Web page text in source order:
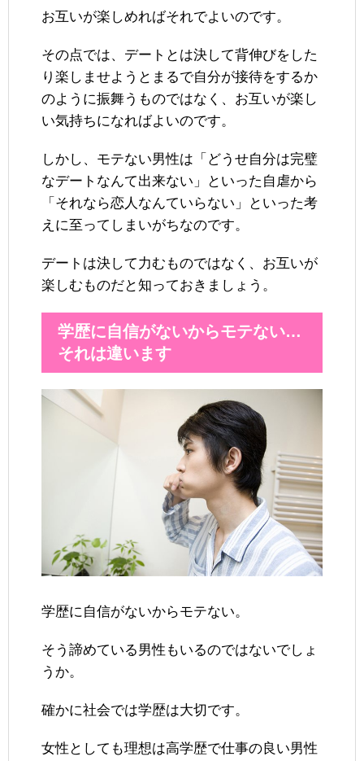
お互いが楽しめればそれでよいのです。
その点では、デートとは決して背伸びをした
り楽しませようとまるで自分が接待をするか
のように振舞うものではなく、お互いが楽し
い気持ちになればよいのです。
しかし、モテない男性は「どうせ自分は完璧
なデートなんて出来ない」といった自虐から
「それなら恋人なんていらない」といった考
えに至ってしまいがちなのです。
デートは決して力むものではなく、お互いが
楽しむものだと知っておきましょう。
学歴に自信がないからモテない…
それは違います
学歴に自信がないからモテない。
そう諦めている男性もいるのではないでしょ
うか。
確かに社会では学歴は大切です。
女性としても理想は高学歴で仕事の良い男性